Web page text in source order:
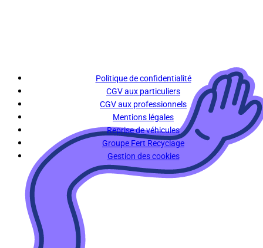
Politique de confidentialité
CGV aux particuliers
CGV aux professionnels
Mentions légales
Reprise de véhicules
Groupe Fert Recyclage
Gestion des cookies